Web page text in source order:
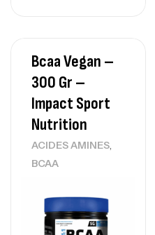
Bcaa Vegan –
300 Gr –
Impact Sport
Nutrition
ACIDES AMINES,
BCAA